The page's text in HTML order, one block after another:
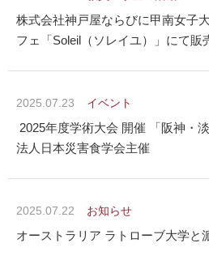
株式会社神戸屋ならびに甲南女子
フェ「Soleil（ソレイユ）」にて販
2025.07.23 イベント
2025年度学術大会 開催 「阪神・
法人日本災害食学会主催
2025.07.22 お知らせ
オーストラリア ラトローブ大学と